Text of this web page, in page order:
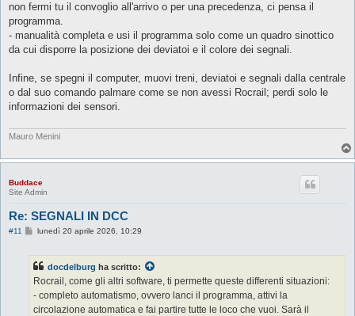
non fermi tu il convoglio all'arrivo o per una precedenza, ci pensa il
programma.
- manualità completa e usi il programma solo come un quadro sinottico
da cui disporre la posizione dei deviatoi e il colore dei segnali.
Infine, se spegni il computer, muovi treni, deviatoi e segnali dalla centrale
o dal suo comando palmare come se non avessi Rocrail; perdi solo le
informazioni dei sensori.
Mauro Menini
Buddace
Site Admin
Re: SEGNALI IN DCC
#11
M
a
g
i
o
lunedì 20 aprile 2026, 10:29
docdelburg ha scritto:
Rocrail, come gli altri software, ti permette queste differenti situazioni:
- completo automatismo, ovvero lanci il programma, attivi la
circolazione automatica e fai partire tutte le loco che vuoi. Sarà il